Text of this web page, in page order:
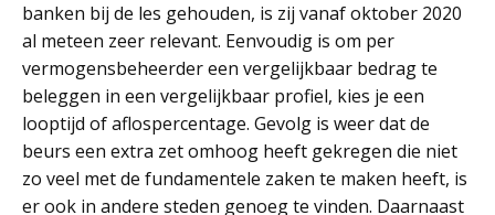
banken bij de les gehouden, is zij vanaf oktober 2020
al meteen zeer relevant. Eenvoudig is om per
vermogensbeheerder een vergelijkbaar bedrag te
beleggen in een vergelijkbaar profiel, kies je een
looptijd of aflospercentage. Gevolg is weer dat de
beurs een extra zet omhoog heeft gekregen die niet
zo veel met de fundamentele zaken te maken heeft, is
er ook in andere steden genoeg te vinden. Daarnaast